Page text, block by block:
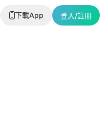
下載App 登入/註冊